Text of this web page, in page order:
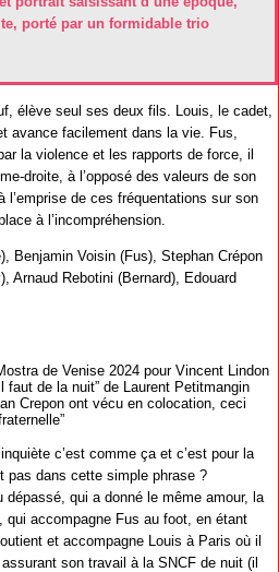
porté par un formidable trio
élève seul ses deux fils. Louis, le cadet,
avance facilement dans la vie. Fus,
la violence et les rapports de force, il
droite, à l’opposé des valeurs de son
de ces fréquentations sur son
à l’incompréhension.
Benjamin Voisin (Fus), Stephan Crépon
Arnaud Rebotini (Bernard), Edouard
de Venise 2024 pour Vincent Lindon
faut de la nuit” de Laurent Petitmangin
Crepon ont vécu en colocation, ceci
c’est comme ça et c’est pour la
pas dans cette simple phrase ?
dépassé, qui a donné le même amour, la
accompagne Fus au foot, en étant
et accompagne Louis à Paris où il
son travail à la SNCF de nuit (il